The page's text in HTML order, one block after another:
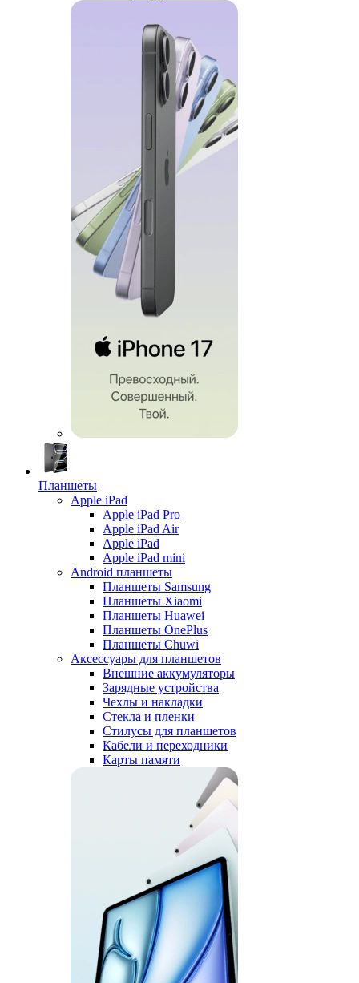
Планшеты
Apple iPad
Apple iPad Pro
Apple iPad Air
Apple iPad
Apple iPad mini
Android планшеты
Планшеты Samsung
Планшеты Xiaomi
Планшеты Huawei
Планшеты OnePlus
Планшеты Chuwi
Аксессуары для планшетов
Внешние аккумуляторы
Зарядные устройства
Чехлы и накладки
Стекла и пленки
Стилусы для планшетов
Кабели и переходники
Карты памяти